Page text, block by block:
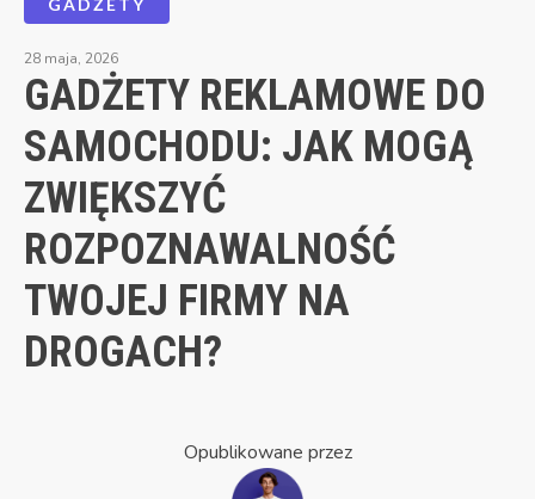
28 maja, 2026
GADŻETY REKLAMOWE DO
SAMOCHODU: JAK MOGĄ
ZWIĘKSZYĆ
ROZPOZNAWALNOŚĆ
TWOJEJ FIRMY NA
DROGACH?
Opublikowane przez